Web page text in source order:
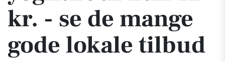
kr. - se de mange
gode lokale tilbud